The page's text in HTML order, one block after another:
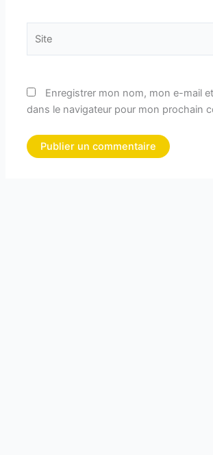
Enregistrer mon nom, mon e-mail
dans le navigateur pour mon prochain